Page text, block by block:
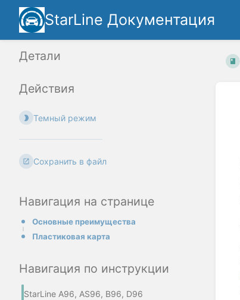
StarLine Документация
Детали
Действия
Темный режим
Сохранить в файл
Навигация на странице
Основные преимущества
Пластиковая карта
Навигация по инструкции
StarLine A96, AS96, B96, D96